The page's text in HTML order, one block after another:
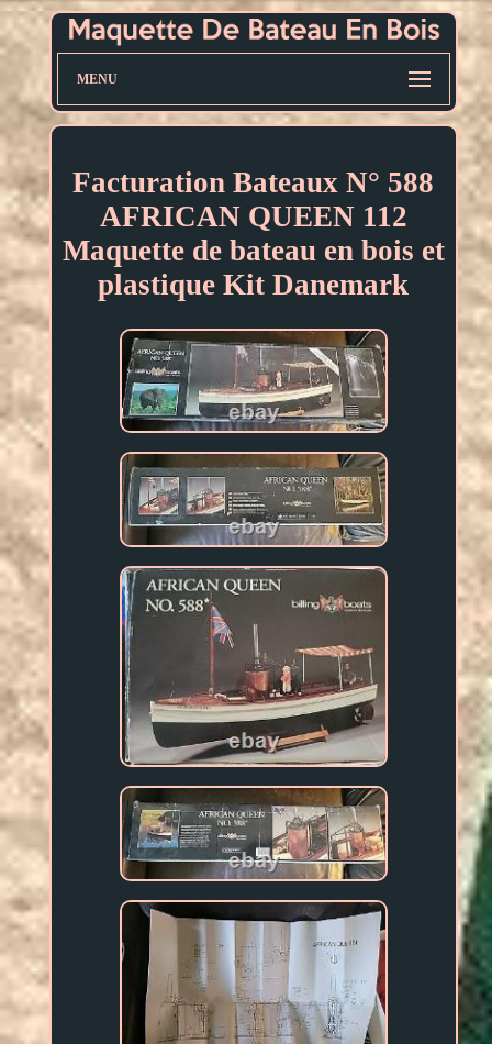
MENU
Facturation Bateaux N° 588
AFRICAN QUEEN 112
Maquette de bateau en bois et
plastique Kit Danemark